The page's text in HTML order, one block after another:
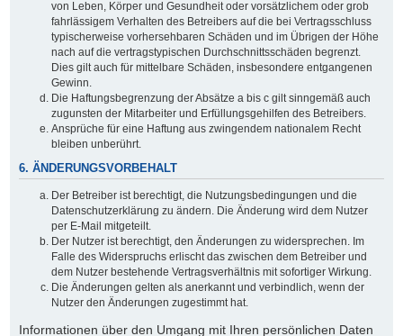
von Leben, Körper und Gesundheit oder vorsätzlichem oder grob
fahrlässigem Verhalten des Betreibers auf die bei Vertragsschluss
typischerweise vorhersehbaren Schäden und im Übrigen der Höhe
nach auf die vertragstypischen Durchschnittsschäden begrenzt.
Dies gilt auch für mittelbare Schäden, insbesondere entgangenen
Gewinn.
Die Haftungsbegrenzung der Absätze a bis c gilt sinngemäß auch
zugunsten der Mitarbeiter und Erfüllungsgehilfen des Betreibers.
Ansprüche für eine Haftung aus zwingendem nationalem Recht
bleiben unberührt.
6. ÄNDERUNGSVORBEHALT
Der Betreiber ist berechtigt, die Nutzungsbedingungen und die
Datenschutzerklärung zu ändern. Die Änderung wird dem Nutzer
per E-Mail mitgeteilt.
Der Nutzer ist berechtigt, den Änderungen zu widersprechen. Im
Falle des Widerspruchs erlischt das zwischen dem Betreiber und
dem Nutzer bestehende Vertragsverhältnis mit sofortiger Wirkung.
Die Änderungen gelten als anerkannt und verbindlich, wenn der
Nutzer den Änderungen zugestimmt hat.
Informationen über den Umgang mit Ihren persönlichen Daten